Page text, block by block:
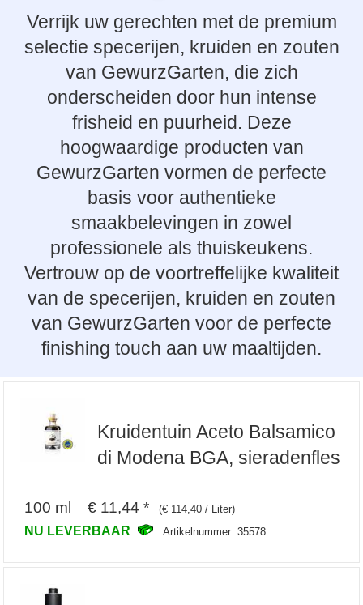
Verrijk uw gerechten met de premium
selectie specerijen, kruiden en zouten
van GewurzGarten, die zich
onderscheiden door hun intense
frisheid en puurheid. Deze
hoogwaardige producten van
GewurzGarten vormen de perfecte
basis voor authentieke
smaakbelevingen in zowel
professionele als thuiskeukens.
Vertrouw op de voortreffelijke kwaliteit
van de specerijen, kruiden en zouten
van GewurzGarten voor de perfecte
finishing touch aan uw maaltijden.
Kruidentuin Aceto Balsamico
di Modena BGA, sieradenfles
100 ml € 11,44 * (€ 114,40 / Liter)
NU LEVERBAAR Artikelnummer: 35578